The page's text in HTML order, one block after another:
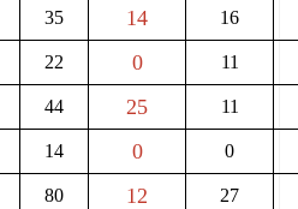
35 14 16
22 0 11
44 25 11
14 0 0
80 12 27